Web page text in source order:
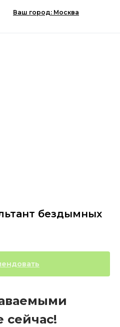
Ваш город: Москва
бездымных
сейчас!